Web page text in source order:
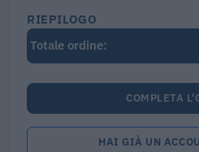
RIEPILOGO
Totale ordine:
COMPLETA
HAI GIÀ UN